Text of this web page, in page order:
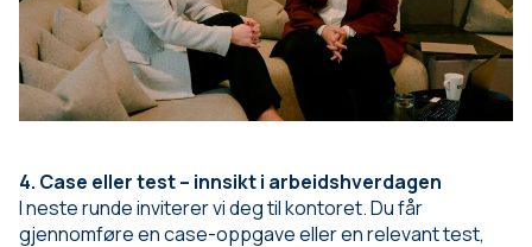
4. Case eller test – innsikt i arbeidshverdagen
I neste runde inviterer vi deg til kontoret. Du får
gjennomføre en case-oppgave eller en relevant test,